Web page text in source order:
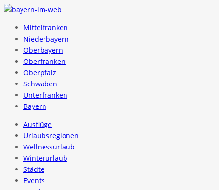
Mittelfranken
Niederbayern
Oberbayern
Oberfranken
Oberpfalz
Schwaben
Unterfranken
Bayern
Ausflüge
Urlaubsregionen
Wellnessurlaub
Winterurlaub
Städte
Events